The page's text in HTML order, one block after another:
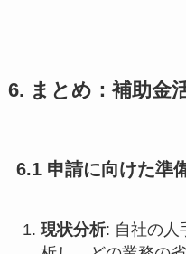
6. まとめ：補助金
6.1 申請に向けた準
現状分析: 自社の人